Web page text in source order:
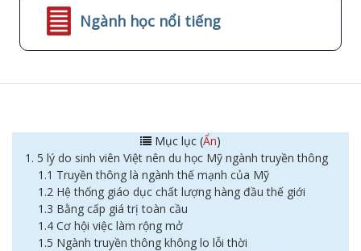
Ngành học nổi tiếng
Mục lục (Ẩn)
1. 5 lý do sinh viên Việt nên du học Mỹ ngành truyền thông
1.1 Truyền thông là ngành thế mạnh của Mỹ
1.2 Hệ thống giáo dục chất lượng hàng đầu thế giới
1.3 Bằng cấp giá trị toàn cầu
1.4 Cơ hội việc làm rộng mở
1.5 Ngành truyền thông không lo lỗi thời